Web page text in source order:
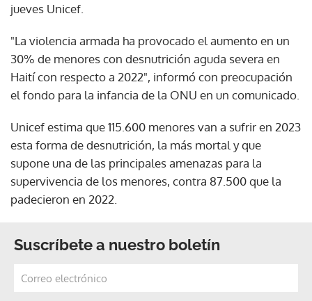
jueves Unicef.
"La violencia armada ha provocado el aumento en un
30% de menores con desnutrición aguda severa en
Haití con respecto a 2022", informó con preocupación
el fondo para la infancia de la ONU en un comunicado.
Unicef estima que 115.600 menores van a sufrir en 2023
esta forma de desnutrición, la más mortal y que
supone una de las principales amenazas para la
supervivencia de los menores, contra 87.500 que la
padecieron en 2022.
Suscríbete a nuestro boletín